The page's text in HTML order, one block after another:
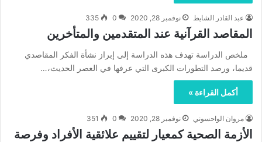
عبد القادر الشايط نوفمبر 28, 2020 0
335
المقاصد القرآنية عند المتقدمين والمتأخرين
ملخص الدراسة تهدف هذه الدراسة إلى إبراز نشأة الفكر المقاصدي
قديما، ورصد التطورات الكبرى التي عرفها في العصر الحديث،…
أكمل القراءة »
مروان الواحسوني نوفمبر 28, 2020 0
351
الأزمة الصحية كمعيار لتقييم علائقية الأفراد وفرصة